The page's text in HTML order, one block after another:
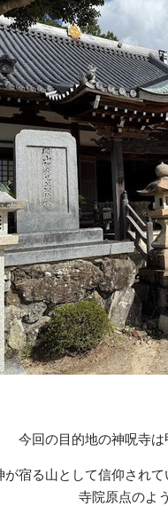
今回の目的地の神呪寺は
宿る山として信仰され
寺院原点のよ